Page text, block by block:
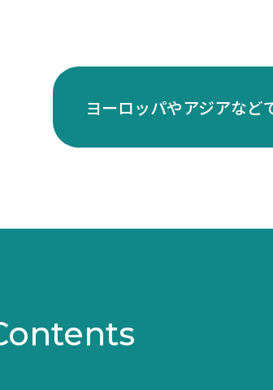
ヨーロッパやアジアな